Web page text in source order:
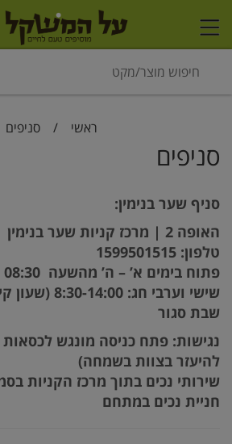
ראשי / סניפים
סניפים
סניף שער בנימין:
האופה 2 | מרכז קניות שער בנימין
טלפון: 1599501515
שישי וערבי חג: 8:30-14:00 (שעון קיץ עד 15:00)
שבת סגור
נגישות: פתח כניסה מונגש לכסאות
להיעזר בצוות בשמחה)
שירותי נכים בתוך מרכז הקניות
חניית נכים במתחם